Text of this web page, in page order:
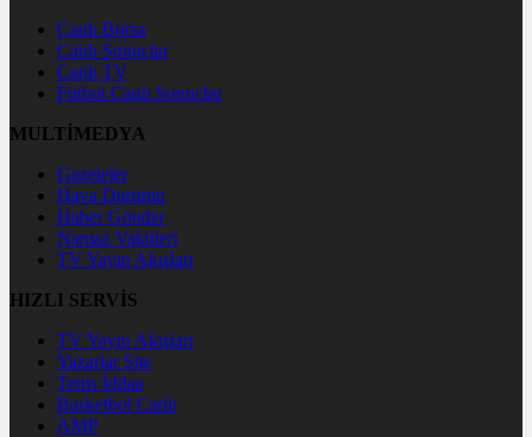
Canlı Borsa
Canlı Sonuçlar
Canlı TV
Futbol Canlı Sonuçlar
MULTİMEDYA
Gazeteler
Hava Durumu
Haber Gönder
Namaz Vakitleri
TV Yayın Akışları
HIZLI SERVİS
TV Yayın Akışları
Yazarlar Site
Tenis İddaa
Basketbol Canlı
AMP